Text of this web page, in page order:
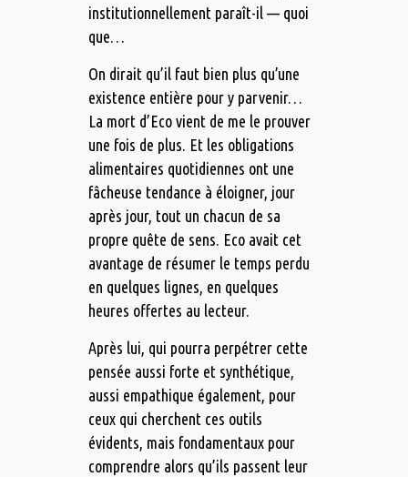
institutionnellement paraît-il — quoi
que…
On dirait qu’il faut bien plus qu’une
existence entière pour y parvenir…
La mort d’Eco vient de me le prouver
une fois de plus. Et les obligations
alimentaires quotidiennes ont une
fâcheuse tendance à éloigner, jour
après jour, tout un chacun de sa
propre quête de sens. Eco avait cet
avantage de résumer le temps perdu
en quelques lignes, en quelques
heures offertes au lecteur.
Après lui, qui pourra perpétrer cette
pensée aussi forte et synthétique,
aussi empathique également, pour
ceux qui cherchent ces outils
évidents, mais fondamentaux pour
comprendre alors qu’ils passent leur